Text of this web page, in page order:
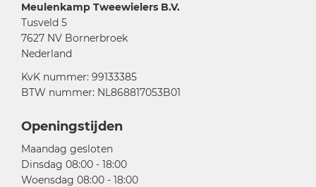
Meulenkamp Tweewielers B.V.
Tusveld 5
7627 NV Bornerbroek
Nederland
KvK nummer: 99133385
BTW nummer: NL868817053B01
Openingstijden
Maandag gesloten
Dinsdag 08:00 - 18:00
Woensdag 08:00 - 18:00